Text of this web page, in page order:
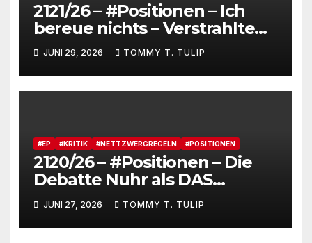
2121/26 – #Positionen – Ich
bereue nichts – Verstrahlte
Menschen, verstrahlte
Kommentare, verstrahltes
Gesamterlebnis auf Social
media
JUNI 29, 2026 TOMMY T. TULIP
#EP #KRITIK #NETTZWERGREGELN #POSITIONEN
2120/26 – #Positionen – Die
Debatte Nuhr als DAS
Shitbürgerthema des
Internets – 36° Grad, es wird
noch heißer #Tageslied
JUNI 27, 2026 TOMMY T. TULIP